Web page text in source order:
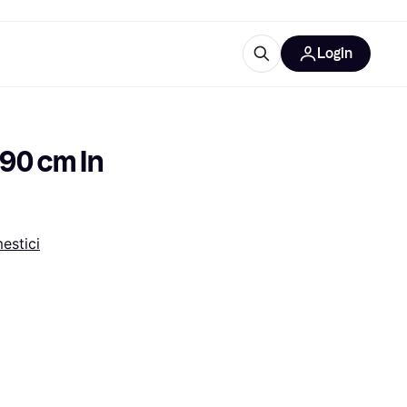
Login
cm In